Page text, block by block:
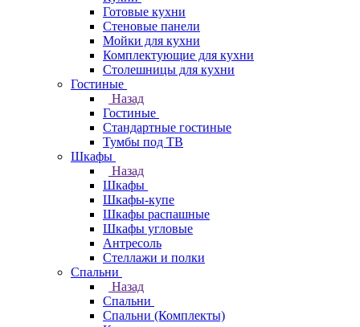
Готовые кухни
Стеновые панели
Мойки для кухни
Комплектующие для кухни
Столешницы для кухни
Гостиные
Назад
Гостиные
Стандартные гостиные
Тумбы под ТВ
Шкафы
Назад
Шкафы
Шкафы-купе
Шкафы распашные
Шкафы угловые
Антресоль
Стеллажи и полки
Спальни
Назад
Спальни
Спальни (Комплекты)